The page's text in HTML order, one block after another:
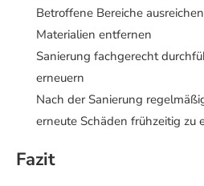
Betroffene Bereiche
Materialien entfernen
Sanierung fachgerecht
erneuern
Nach der Sanierung
erneute Schäden frühzeitig zu
Fazit